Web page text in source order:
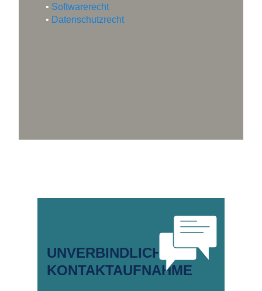
Softwarerecht
Datenschutzrecht
UNVERBINDLICHE
KONTAKTAUFNAHME